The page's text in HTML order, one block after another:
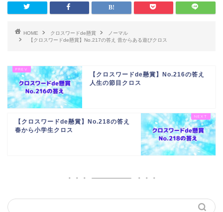
HOME クロスワードde懸賞
ノーマル
【クロスワードde懸賞】No.217の答え 昔からある遊びクロス
【クロスワードde懸賞】No.216の答え
人生の節目クロス
【クロスワードde懸賞】No.218の答え
春から小学生クロス